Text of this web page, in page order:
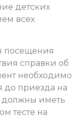
детских
всех
посещения
справки об
необходимо
до приезда на
должны иметь
тесте на